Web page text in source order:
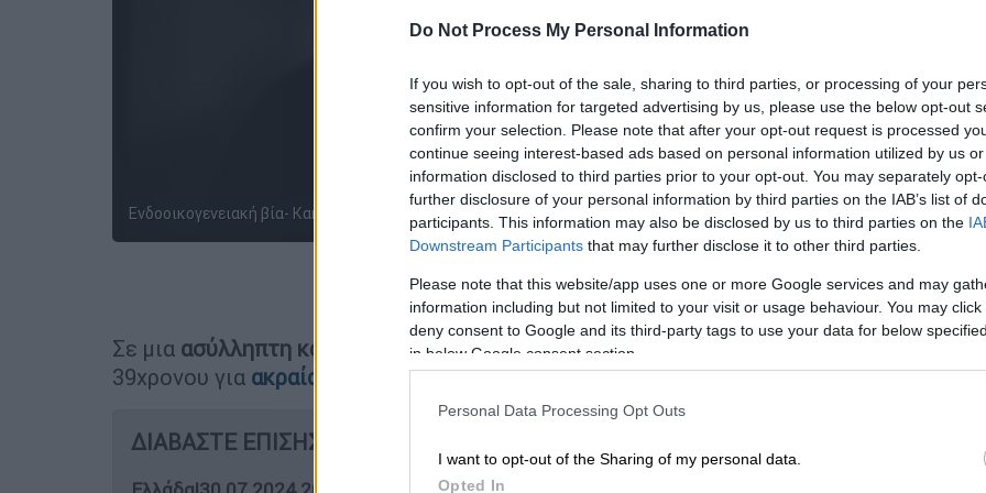
Do Not Process My Personal Information
If you wish to opt-out of the sale, sharing to third parties, or processing of your
sensitive information for targeted advertising by us, please use the below opt-out
confirm your selection. Please note that after your opt-out request is processed
continue seeing interest-based ads based on personal information utilized by us
information disclosed to third parties prior to your opt-out. You may separately
further disclosure of your personal information by third parties on the IAB’s list of
participants. This information may also be disclosed by us to third parties on the
Downstream Participants that may further disclose it to other third parties.
Please note that this website/app uses one or more Google services and may
information including but not limited to your visit or usage behaviour. You may
deny consent to Google and its third-party tags to use your data for below
in below Google consent section.
Personal Data Processing Opt Outs
I want to opt-out of the Sharing of my personal data.
Opted In
Ενδοοικογενειακή βία- Κακοποίηση / Unsplash
Προσθέστε το ΕΘΝΟΣ στη Google
Σε μια ασύλληπτη καταγγελίαπροχώρησε 37χρονη από την Κρήτη
σε βάρος
39χρονου για ακραία κακοποίησηπου υπέστη.
ΔΙΑΒΑΣΤΕ ΕΠΙΣΗΣ